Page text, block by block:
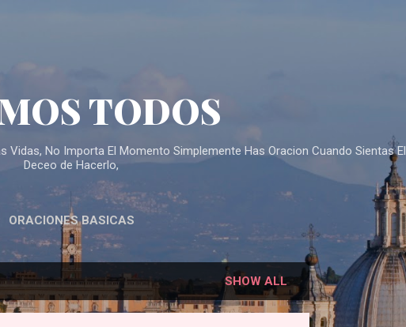
TODOS
Vidas, No Importa El Momento Simplemente Has Oracion Cuando Sientas El
Deceo de Hacerlo,
ORACIONES BASICAS
SHOW ALL